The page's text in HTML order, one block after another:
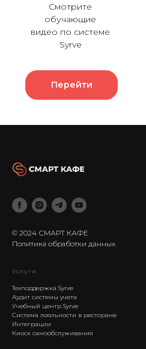
Смотрите
обучающие
видео по системе
Syrve
Перейти
© 2024 СМАРТ КАФЕ
Политика обработки данных
Услуги
Техподдержка Syrve
Аудит системы учета
Учебный центр Syrve
Система лояльности в ресторане
Интеграции
Киоск самообслуживания